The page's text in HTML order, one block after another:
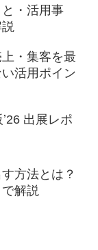
・活用事
・集客を最
活用ポイン
出展レポ
方法とは？
解説